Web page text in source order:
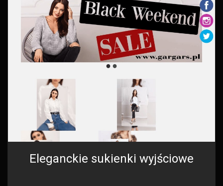
Eleganckie sukienki wyjściowe